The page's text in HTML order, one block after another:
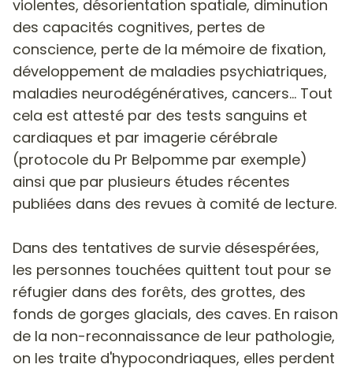
violentes, désorientation spatiale, diminution
des capacités cognitives, pertes de
conscience, perte de la mémoire de fixation,
développement de maladies psychiatriques,
maladies neurodégénératives, cancers... Tout
cela est attesté par des tests sanguins et
cardiaques et par imagerie cérébrale
(protocole du Pr Belpomme par exemple)
ainsi que par plusieurs études récentes
publiées dans des revues à comité de lecture.
Dans des tentatives de survie désespérées,
les personnes touchées quittent tout pour se
réfugier dans des forêts, des grottes, des
fonds de gorges glacials, des caves. En raison
de la non-reconnaissance de leur pathologie,
on les traite d'hypocondriaques, elles perdent